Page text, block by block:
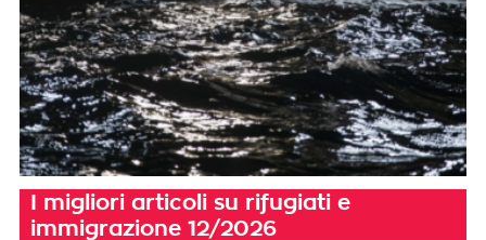
I migliori articoli su rifugiati e
immigrazione 12/2026